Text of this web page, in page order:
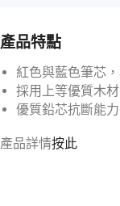
產品特點
紅色與藍色筆芯
採用上等優質木
優質鉛芯抗斷能
產品詳情按此